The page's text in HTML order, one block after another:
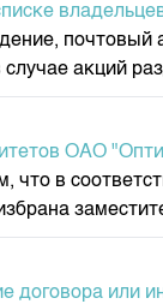
акций
ОАО
в
или